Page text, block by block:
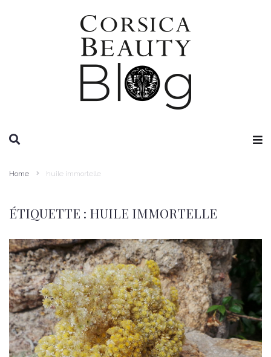
Home huile immortelle
ÉTIQUETTE : HUILE IMMORTELLE